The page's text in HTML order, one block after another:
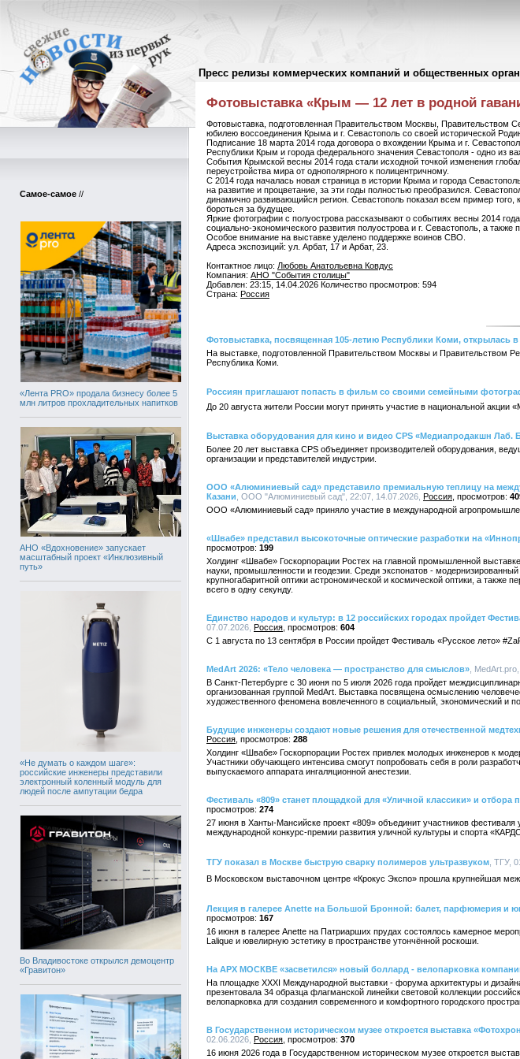
Пресс релизы коммерческих компаний и общественных
Самое-самое //
«Лента PRO» продала бизнесу более 5
млн литров прохладительных напитков
АНО «Вдохновение» запускает
масштабный проект «Инклюзивный
путь»
«Не думать о каждом шаге»:
российские инженеры представили
электронный коленный модуль для
людей после ампутации бедра
Во Владивостоке открылся демоцентр
«Гравитон»
Пресс-релизы//
Фотовыставка «Крым — 12 лет в родной
Фотовыставка, подготовленная Правительством Москвы,
юбилею воссоединения Крыма и г. Севастополь со своей исторической
Подписание 18 марта 2014 года договора о вхождении Крыма и г.
Республики Крым и города федерального значения Севастополя - одно из
События Крымской весны 2014 года стали исходной точкой изменения
переустройства мира от однополярного к полицентричному.
С 2014 года началась новая страница в истории Крыма и города
на развитие и процветание, за эти годы полностью преобразился.
динамично развивающийся регион. Севастополь показал всем пример
бороться за будущее.
Яркие фотографии с полуострова рассказывают о событиях весны 2014
социально-экономического развития полуострова и г. Севастополь, а
Особое внимание на выставке уделено поддержке воинов СВО.
Адреса экспозиций: ул. Арбат, 17 и Арбат, 23.
Контактное лицо: Любовь Анатольевна Ковдус
Компания: АНО "События столицы"
Добавлен: 23:15, 14.04.2026 Количество просмотров: 594
Страна: Россия
Фотовыставка, посвященная 105-летию Республики Коми, открылась в
На выставке, подготовленной Правительством Москвы и Правительством
Республика Коми.
Россиян приглашают попасть в фильм со своими семейными
До 20 августа жители России могут принять участие в национальной акции
Выставка оборудования для кино и видео CPS «Медиапродакшн Лаб.
Более 20 лет выставка CPS объединяет производителей оборудования,
организации и представителей индустрии.
ООО «Алюминиевый сад» представило премиальную теплицу на
Казани , ООО "Алюминиевый сад", 22:07, 14.07.2026, Россия
ООО «Алюминиевый сад» приняло участие в международной
«Швабе» представил высокоточные оптические разработки на
199
Холдинг «Швабе» Госкорпорации Ростех на главной промышленной
науки, промышленности и геодезии. Среди экспонатов -
крупногабаритной оптики астрономической и космической оптики, а
всего в одну секунду.
Единство народов и культур: в 12 российских городах пройдет
07.07.2026, Россия
604
С 1 августа по 13 сентября в России пройдет Фестиваль «Русское лето»
MedArt 2026: «Тело человека — пространство для смыслов» ,
В Санкт-Петербурге с 30 июня по 5 июля 2026 года пройдет
организованная группой MedArt. Выставка посвящена осмыслению
художественного феномена вовлеченного в социальный, экономический и
Будущие инженеры создают новые решения для отечественной
Россия
288
Холдинг «Швабе» Госкорпорации Ростех привлек молодых инженеров к
Участники обучающего интенсива смогут попробовать себя в роли
выпускаемого аппарата ингаляционной анестезии.
Фестиваль «809» станет площадкой для «Уличной классики» и
274
27 июня в Ханты-Мансийске проект «809» объединит участников фестиваля
международной конкурс-премии развития уличной культуры и спорта
ТГУ показал в Москве быструю сварку полимеров ультразвуком , ТГУ,
В Московском выставочном центре «Крокус Экспо» прошла крупнейшая
Лекция в галерее Anette на Большой Бронной: балет, парфюмерия и
167
16 июня в галерее Anette на Патриарших прудах состоялось камерное
Lalique и ювелирную эстетику в пространстве утончённой роскоши.
На АРХ МОСКВЕ «засветился» новый боллард - велопарковка
На площадке XXXI Международной выставки - форума архитектуры и
презентовала 34 образца флагманской линейки световой коллекции
велопарковка для создания современного и комфортного городского
В Государственном историческом музее откроется выставка
02.06.2026, Россия
370
16 июня 2026 года в Государственном историческом музее откроется